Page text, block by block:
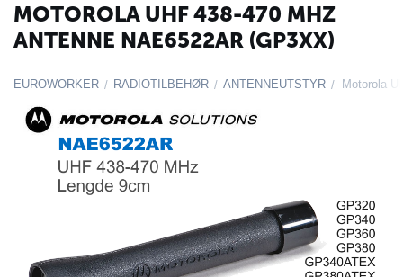
MOTOROLA UHF 438-470 MHZ
ANTENNE NAE6522AR (GP3XX)
EUROWORKER / RADIOTILBEHØR / ANTENNEUTSTYR /